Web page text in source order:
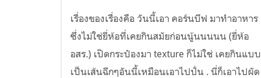
เรื่องของเรื่องคือ วันนี้เอา คอร์นบีฟ มาทำอาหาร
ซึ่งไม่ใช่ยี่ห้อที่เคยกินสมัยก่อนนู้นนนนน (ยี่ห้อ
อสร.) เปิดกระป๋องมา texture ก็ไม่ใช่ เคยกินแบบ
เป็นเส้นฉีกๆอันนี้เหมือนเอาไปปั่น . นี่ก็เอาไปผัด